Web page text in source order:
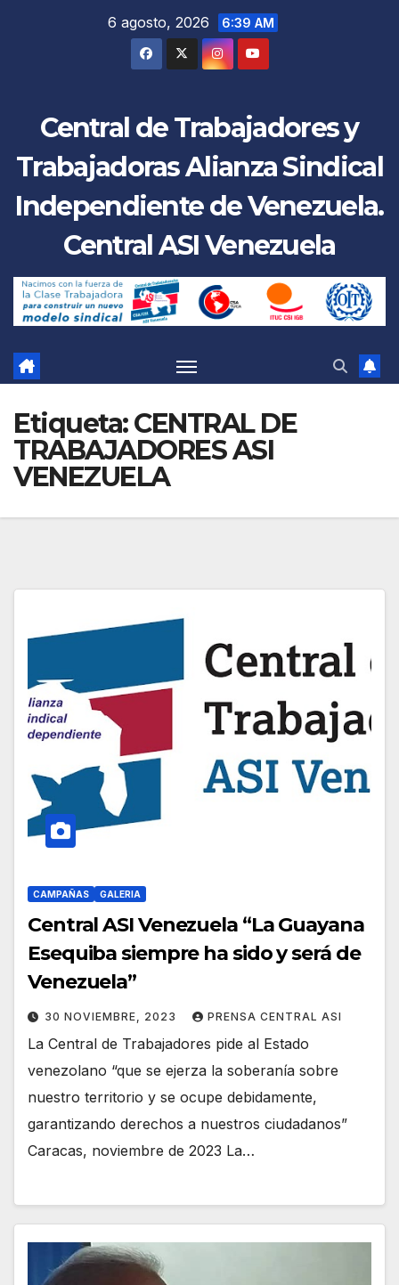
6 agosto, 2026 6:39 AM
Central de Trabajadores y
Trabajadoras Alianza Sindical
Independiente de Venezuela.
Central ASI Venezuela
Etiqueta:CENTRAL DE
TRABAJADORES ASI
VENEZUELA
CAMPAÑAS GALERIA
Central ASI Venezuela “La Guayana
Esequiba siempre ha sido y será de
Venezuela”
30 NOVIEMBRE, 2023 PRENSA CENTRAL ASI
La Central de Trabajadores pide al Estado
venezolano “que se ejerza la soberanía sobre
nuestro territorio y se ocupe debidamente,
garantizando derechos a nuestros ciudadanos”
Caracas, noviembre de 2023 La…